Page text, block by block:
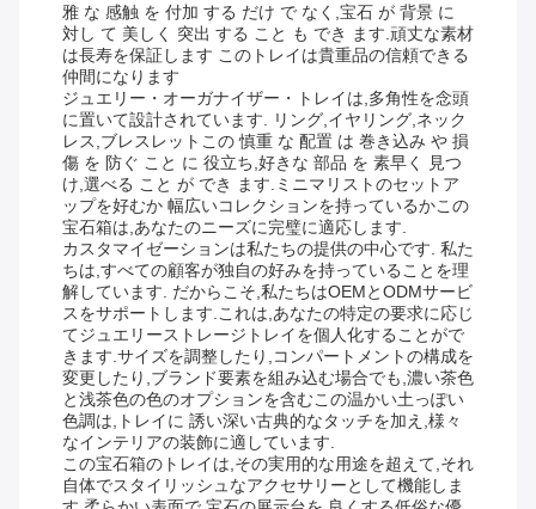
雅 な 感触 を 付加 する だけ で なく,宝石 が 背景 に
対し て 美しく 突出 する こと も でき ます.頑丈な素材
は長寿を保証します このトレイは貴重品の信頼できる
仲間になります
ジュエリー・オーガナイザー・トレイは,多角性を念頭
に置いて設計されています. リング,イヤリング,ネック
レス,ブレスレットこの 慎重 な 配置 は 巻き込み や 損
傷 を 防ぐ こと に 役立ち,好きな 部品 を 素早く 見つ
け,選べる こと が でき ます.ミニマリストのセットア
ップを好むか 幅広いコレクションを持っているかこの
宝石箱は,あなたのニーズに完璧に適応します.
カスタマイゼーションは私たちの提供の中心です. 私た
ちは,すべての顧客が独自の好みを持っていることを理
解しています. だからこそ,私たちはOEMとODMサービ
スをサポートします.これは,あなたの特定の要求に応じ
てジュエリーストレージトレイを個人化することがで
きます.サイズを調整したり,コンパートメントの構成を
変更したり,ブランド要素を組み込む場合でも,濃い茶色
と浅茶色の色のオプションを含むこの温かい土っぽい
色調は,トレイに 誘い深い古典的なタッチを加え,様々
なインテリアの装飾に適しています.
この宝石箱のトレイは,その実用的な用途を超えて,それ
自体でスタイリッシュなアクセサリーとして機能しま